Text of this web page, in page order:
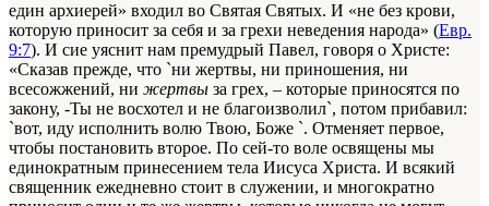
един архиерей» входил во Святая Святых. И «не без крови,
которую приносит за себя и за грехи неведения народа» (Евр.
9:7). И сие уяснит нам премудрый Павел, говоря о Христе:
«Сказав прежде, что `ни жертвы, ни приношения, ни
всесожжений, ни жертвы за грех, – которые приносятся по
закону, -Ты не восхотел и не благоизволил`, потом прибавил:
`вот, иду исполнить волю Твою, Боже `. Отменяет первое,
чтобы постановить второе. По сей-то воле освящены мы
единократным принесением тела Иисуса Христа. И всякий
священник ежедневно стоит в служении, и многократно